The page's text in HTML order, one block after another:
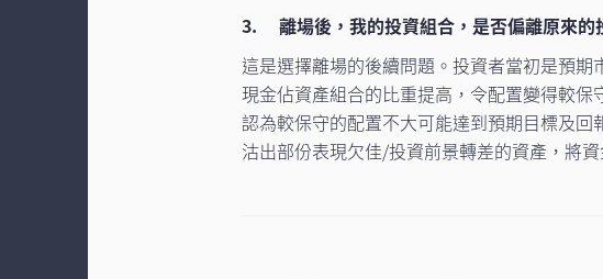
3. 離場後，我的投資組合，是否偏離原來的
這是選擇離場的後續問題。投資者當初是預
現金佔資產組合的比重提高，令配置變得較
認為較保守的配置不大可能達到預期目標及
沽出部份表現欠佳/投資前景轉差的資產，將